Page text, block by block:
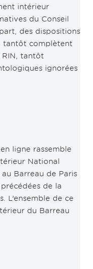
intérieur
du Conseil
des dispositions
tantôt complètent
RIN, tantôt
ignorées
ligne rassemble
National
Barreau de Paris
de la
L’ensemble de ce
du Barreau